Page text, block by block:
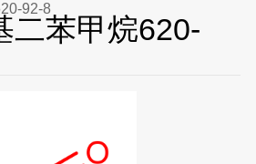
92-8
二苯甲烷620-